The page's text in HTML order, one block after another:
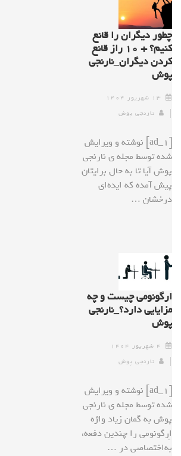
چطور دیگران را قانع
کنیم؟ + ۱۰ راز قانع
کردن دیگران_نارنجی
پوش
۱۳ شهریور ۱۴۰۴
نارنجی پوش
[ad_1] نوشته و ویرایش
شده توسط مجله ی نارنجی
پوش آیا تا به حال برایتان
پیش آمده که ایده‌ای
درخشان …
ارگونومی چیست و چه
مزایایی دارد؟_نارنجی
پوش
۴ شهریور ۱۴۰۴
نارنجی پوش
[ad_1] نوشته و ویرایش
شده توسط مجله ی نارنجی
پوش به گمان زیاد واژه‌
اِرگونومی را چندین دفعه،
به‌اختصاصی در …